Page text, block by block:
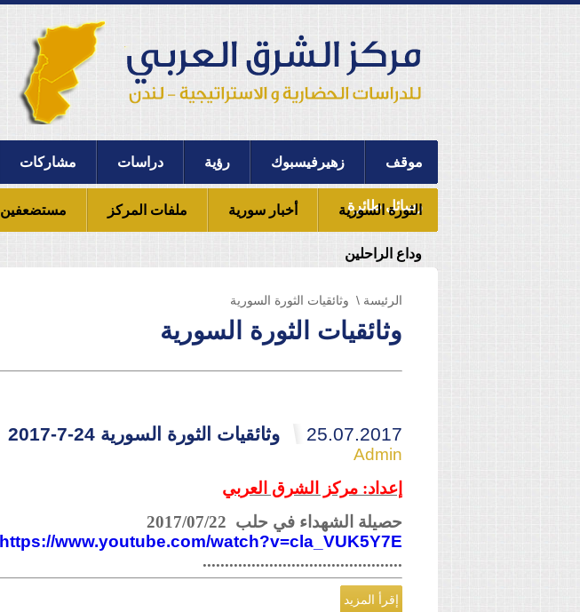
موقف زهيرفيسبوك رؤية دراسات مشاركات
رسائل طائرة
الثورة السورية أخبار سورية ملفات المركز مستضعفين
وداع الراحلين
الرئيسة \ وثائقيات الثورة السورية
وثائقيات الثورة السورية
25.07.2017 وثائقيات الثورة السورية 24-7-2017
Admin
إعداد: مركز الشرق العربي
حصيلة الشهداء في حلب 2017/07/22
https://www.youtube.com/watch?v=cla_VUK5Y7E
.............................................
إقرأ المزيد